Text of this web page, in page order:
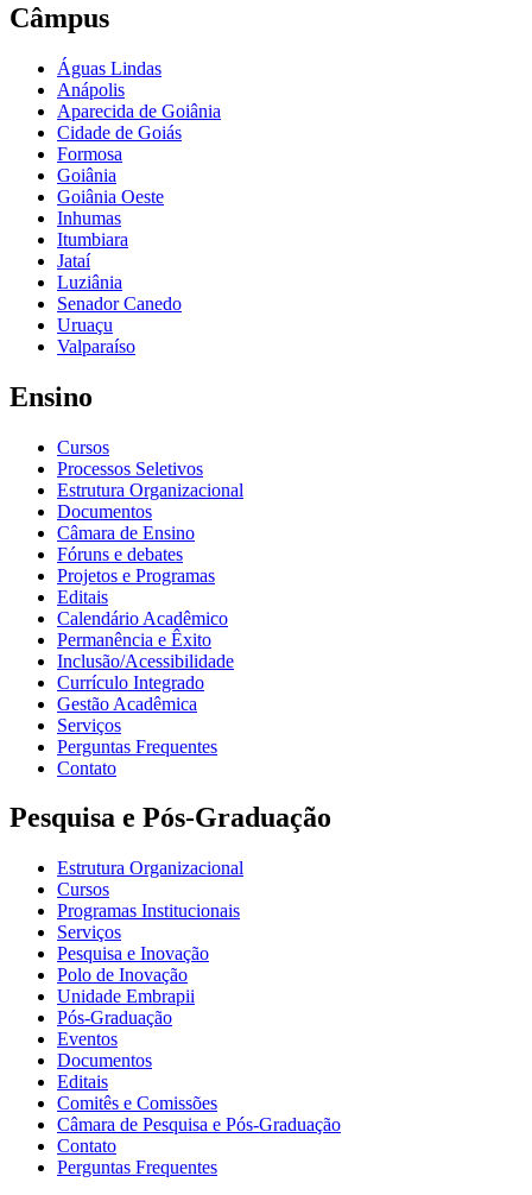
Câmpus
Águas Lindas
Anápolis
Aparecida de Goiânia
Cidade de Goiás
Formosa
Goiânia
Goiânia Oeste
Inhumas
Itumbiara
Jataí
Luziânia
Senador Canedo
Uruaçu
Valparaíso
Ensino
Cursos
Processos Seletivos
Estrutura Organizacional
Documentos
Câmara de Ensino
Fóruns e debates
Projetos e Programas
Editais
Calendário Acadêmico
Permanência e Êxito
Inclusão/Acessibilidade
Currículo Integrado
Gestão Acadêmica
Serviços
Perguntas Frequentes
Contato
Pesquisa e Pós-Graduação
Estrutura Organizacional
Cursos
Programas Institucionais
Serviços
Pesquisa e Inovação
Polo de Inovação
Unidade Embrapii
Pós-Graduação
Eventos
Documentos
Editais
Comitês e Comissões
Câmara de Pesquisa e Pós-Graduação
Contato
Perguntas Frequentes